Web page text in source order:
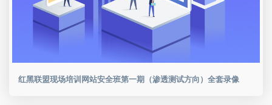
红黑联盟现场培训网站安全班第一期（渗透测试方向）全套录像